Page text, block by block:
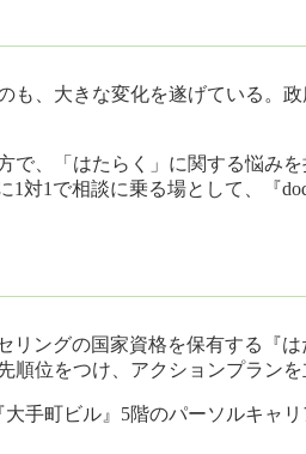
も、大きな変化を遂げている。
で、「はたらく」に関する悩み
1対1で相談に乗る場として、『
リングの国家資格を保有する
順位をつけ、アクションプラン
手町ビル』5階のパーソルキャ